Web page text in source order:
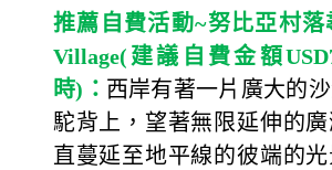
推薦自費活動~努比亞村落
Village( 建議自費金額
時) ： 西岸有著一片廣大的
駝背上，望著無限延伸的
直蔓延至地平線的彼端的